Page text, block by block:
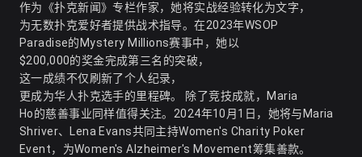
作为《扑克新闻》专栏作家，她将实战经验转化为文字，
为无数扑克爱好者提供战术指导。在2023年WSOP
Paradise的Mystery Millions赛事中，她以
$200,000的奖金完成第三名的突破，
这一成绩不仅刷新了个人纪录，
更成为华人扑克选手的里程碑。 除了竞技成就，Maria
Ho的慈善事业同样值得关注。2024年10月1日，她将与Maria
Shriver、Lena Evans共同主持Women's Charity Poker
Event，为Women's Alzheimer's Movement筹集善款。